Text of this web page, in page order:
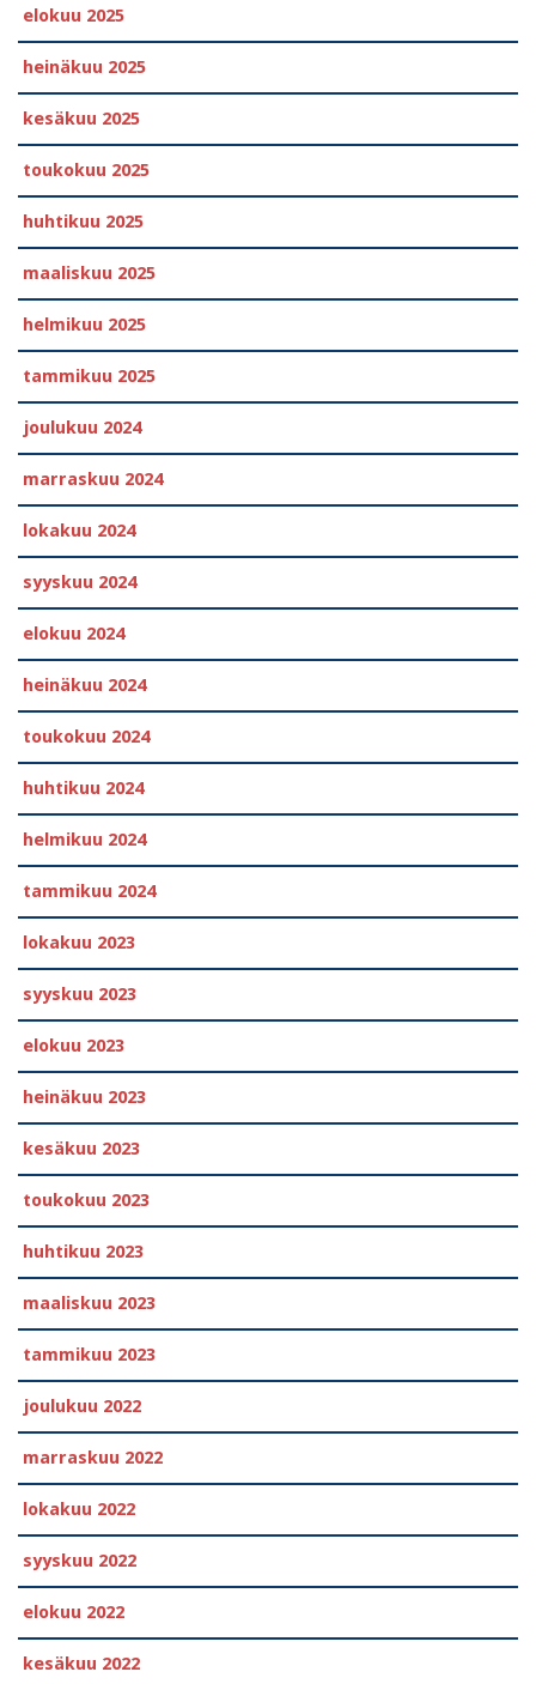
elokuu 2025
heinäkuu 2025
kesäkuu 2025
toukokuu 2025
huhtikuu 2025
maaliskuu 2025
helmikuu 2025
tammikuu 2025
joulukuu 2024
marraskuu 2024
lokakuu 2024
syyskuu 2024
elokuu 2024
heinäkuu 2024
toukokuu 2024
huhtikuu 2024
helmikuu 2024
tammikuu 2024
lokakuu 2023
syyskuu 2023
elokuu 2023
heinäkuu 2023
kesäkuu 2023
toukokuu 2023
huhtikuu 2023
maaliskuu 2023
tammikuu 2023
joulukuu 2022
marraskuu 2022
lokakuu 2022
syyskuu 2022
elokuu 2022
kesäkuu 2022